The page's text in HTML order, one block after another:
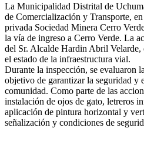
La Municipalidad Distrital de
de Comercialización y Transporte,
privada Sociedad Minera Cerro
la vía de ingreso a Cerro Verde. La
del Sr. Alcalde Hardin Abril Velarde,
el estado de la infraestructura vial.
Durante la inspección, se evaluaron
objetivo de garantizar la seguridad y
comunidad. Como parte de las
instalación de ojos de gato, letreros
aplicación de pintura horizontal y
señalización y condiciones de